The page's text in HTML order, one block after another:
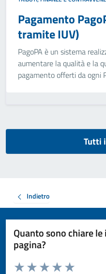
Pagamento
tramite IUV)
PagoPA è un sistema
aumentare la qualità e la
pagamento offerti da ogni
Tutti
Indietro
Quanto sono chiare
pagina?
Valuta da 1 a 5 stelle la pagina